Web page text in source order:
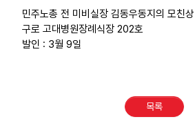
민주노총 전 미비실장 김동우동지의 모친상
구로 고대병원장례식장 202호
발인 : 3월 9일
목록
노동상담